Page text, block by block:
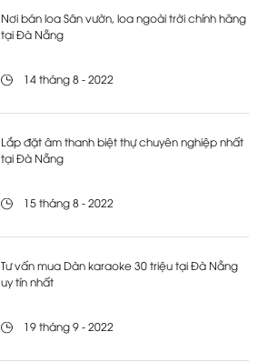
Nơi bán loa Sân vườn, loa ngoài trời chính hãng
tại Đà Nẵng
14 tháng 8 - 2022
Lắp đặt âm thanh biệt thự chuyên nghiệp nhất
tại Đà Nẵng
15 tháng 8 - 2022
Tư vấn mua Dàn karaoke 30 triệu tại Đà Nẵng
uy tín nhất
19 tháng 9 - 2022